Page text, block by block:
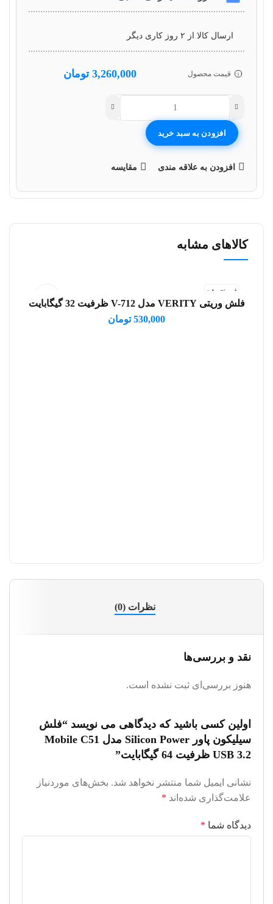
ارسال کالا از ۲ روز کاری دیگر
قیمت محصول 3,260,000 تومان
افزودن به سبد خرید
افزودن به علاقه مندی مقایسه
کالاهای مشابه
فروخته شد
اطلاعات بیشتر
فلش وریتی VERITY مدل V-712 ظرفیت 32 گیگابایت
530,000 تومان
نظرات (0)
نقد و بررسی‌ها
هنوز بررسی‌ای ثبت نشده است.
اولین کسی باشید که دیدگاهی می نویسد “فلش
سیلیکون پاور Silicon Power مدل Mobile C51
USB 3.2 ظرفیت 64 گیگابایت”
نشانی ایمیل شما منتشر نخواهد شد. بخش‌های موردنیاز
علامت‌گذاری شده‌اند *
دیدگاه شما *